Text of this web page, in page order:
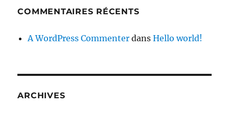
COMMENTAIRES RÉCENTS
A WordPress Commenter dansHello world!
ARCHIVES